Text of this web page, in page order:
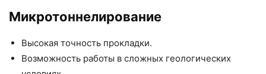
Микротоннелирование
Высокая точность прокладки.
Возможность работы в сложных геологических